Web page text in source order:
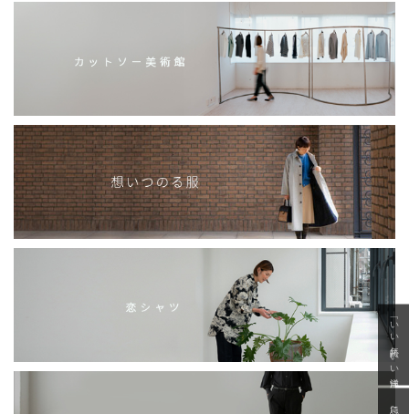
「いい年齢 いい洋服」